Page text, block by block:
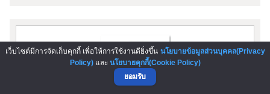
เว็บไซต์มีการจัดเก็บคุกกี้ เพื่อให้การใช้งานดียิ่งขึ้น นโยบายข้อมูลส่วนบุคคล(Privacy
Policy)และ นโยบายคุกกี้(Cookie Policy)
ยอมรับ